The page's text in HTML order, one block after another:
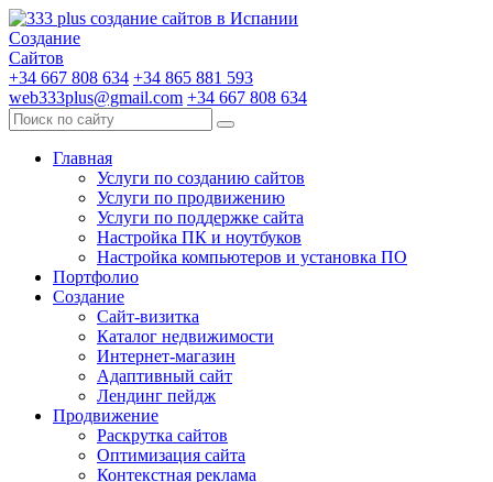
Создание
Сайтов
+34 667 808 634 +34 865 881 593
web333plus@gmail.com +34 667 808 634
Главная
Услуги по созданию сайтов
Услуги по продвижению
Услуги по поддержке сайта
Настройка ПК и ноутбуков
Настройка компьютеров и установка ПО
Портфолио
Создание
Сайт-визитка
Каталог недвижимости
Интернет-магазин
Адаптивный сайт
Лендинг пейдж
Продвижение
Раскрутка сайтов
Оптимизация сайта
Контекстная реклама